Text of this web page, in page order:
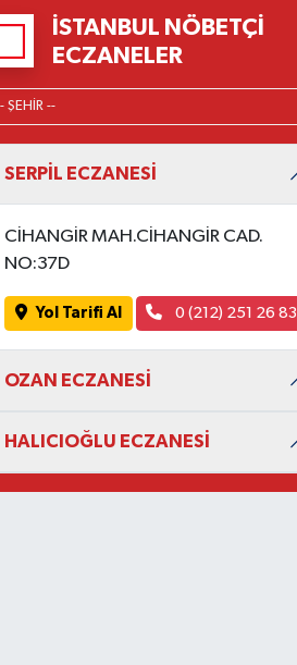
İSTANBUL NÖBETÇI
ECZANELER
SERPİL ECZANESİ
CİHANGİR MAH.CİHANGİR CAD.
NO:37D
Yol Tarifi Al 0 (212) 251 26 83
OZAN ECZANESİ
HALICIOĞLU ECZANESİ